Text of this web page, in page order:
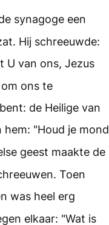
synagoge een
Hij schreeuwde:
U van ons, Jezus
ons te
de Heilige van
"Houd je mond
geest maakte de
Toen
was heel erg
elkaar: "Wat is